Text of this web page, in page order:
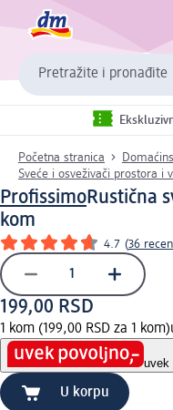
Pretražite i pronađite
Početna stranica
Sveće i osveživači prostora i
ProfissimoRustična
kom
4.7 (36
199,00 RSD
1 kom (199,00 RSD za 1 kom)
uvek
U korpu